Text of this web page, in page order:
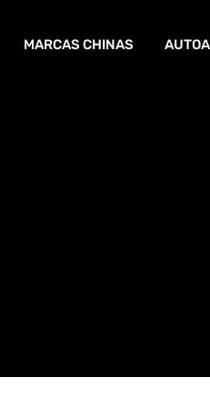
MARCAS CHINAS